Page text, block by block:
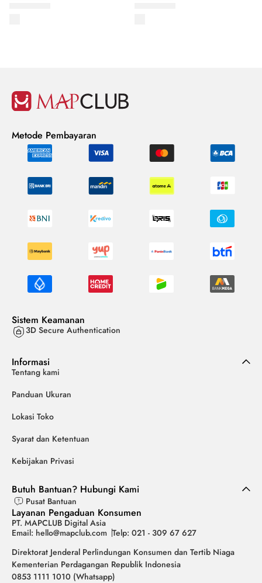
Metode Pembayaran
Sistem Keamanan
3D Secure Authentication
Informasi
Tentang kami
Panduan Ukuran
Lokasi Toko
Syarat dan Ketentuan
Kebijakan Privasi
Butuh Bantuan? Hubungi Kami
Pusat Bantuan
Layanan Pengaduan Konsumen
PT. MAPCLUB Digital Asia
Email: hello@mapclub.com Telp: 021 - 309 67 627
Direktorat Jenderal Perlindungan Konsumen dan Tertib Niaga
Kementerian Perdagangan Republik Indonesia
0853 1111 1010 (Whatsapp)